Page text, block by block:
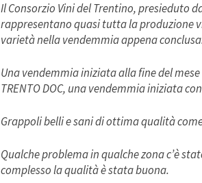
Il Consorzio Vini del Trentino, presieduto
rappresentano quasi tutta la produzione
varietà nella vendemmia appena
Una vendemmia iniziata alla fine del
TRENTO DOC, una vendemmia iniziata
Grappoli belli e sani di ottima qualità
Qualche problema in qualche zona c’è
complesso la qualità è stata buona.